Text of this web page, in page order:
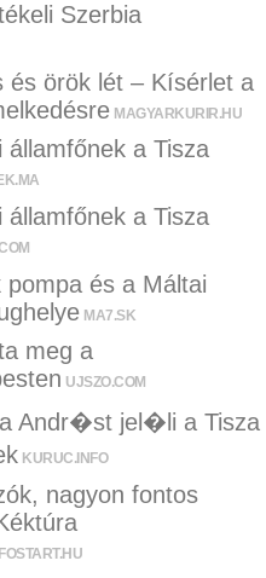
Szerbia
és örök lét – Kísérlet a
MAGYARKURIR.HU
államfőnek a Tisza
államfőnek a Tisza
és a Máltai
MA7.SK
meg a
UJSZO.COM
Andr�st jel�li a Tisza
KURUC.INFO
nagyon fontos